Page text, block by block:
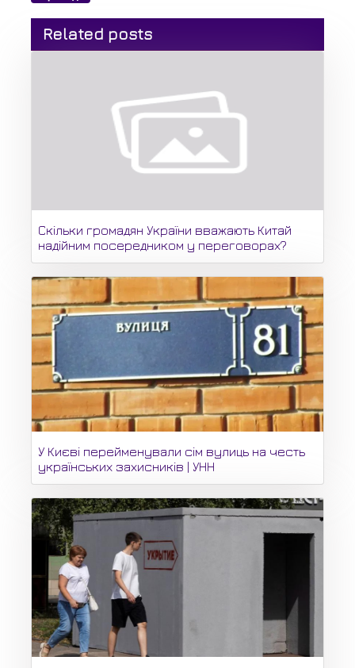
Related posts
Скільки громадян України вважають Китай
надійним посередником у переговорах?
У Києві перейменували сім вулиць на честь
українських захисників | УНН